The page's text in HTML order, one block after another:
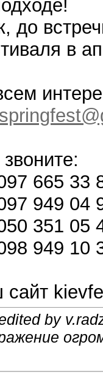
до
в
665 33
949 04
351 05
949 10
by